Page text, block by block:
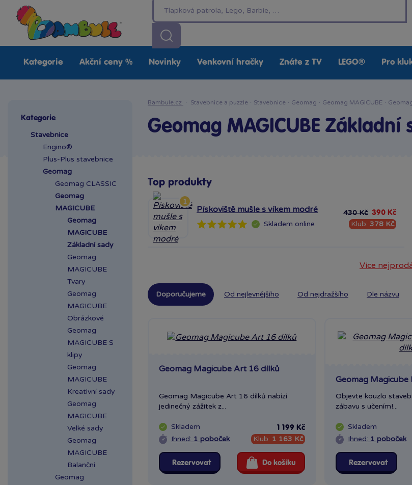
Kategorie Akční ceny % Novinky Venkovní hračky Znáte z TV LEGO® Pro
Kategorie
Stavebnice
Engino®
Plus-Plus stavebnice
Geomag
Geomag CLASSIC
Geomag
MAGICUBE
Geomag
MAGICUBE
Základní sady
Geomag
MAGICUBE
Tvary
Geomag
MAGICUBE
Obrázkové
Geomag
MAGICUBE S
klipy
Geomag
MAGICUBE
Kreativní sady
Geomag
MAGICUBE
Velké sady
Geomag
MAGICUBE
Balanční
Geomag
Bambule.cz · Stavebnice a puzzle · Stavebnice · Geomag · Geomag MAGICUBE ·
Geomag MAGICUBE Základní
Top produkty
1
Pískoviště mušle s víkem modré
Skladem online
430 Kč 390 Kč
Klub: 378 Kč
Více
Doporučujeme Od nejlevnějšího Od nejdražšího Dle názvu
Geomag Magicube Art 16 dílků
Geomag Magicube Art 16 dílků nabízí
jedinečný zážitek z...
Skladem
Ihned: 1 poboček
1 199 Kč
Klub: 1 163 Kč
Rezervovat Do košíku
Geomag Magicube
Objevte kouzlo
zábavu s učením!...
Skladem
Ihned: 1 poboček
Rezervovat